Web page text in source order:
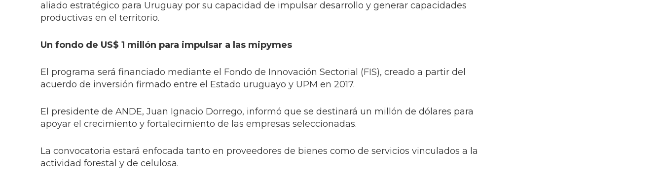
aliado estratégico para Uruguay por su capacidad de impulsar desarrollo y generar capacidades
productivas en el territorio.
Un fondo de US$ 1 millón para impulsar a las mipymes
El programa será financiado mediante el Fondo de Innovación Sectorial (FIS), creado a partir del
acuerdo de inversión firmado entre el Estado uruguayo y UPM en 2017.
El presidente de ANDE, Juan Ignacio Dorrego, informó que se destinará un millón de dólares para
apoyar el crecimiento y fortalecimiento de las empresas seleccionadas.
La convocatoria estará enfocada tanto en proveedores de bienes como de servicios vinculados a la
actividad forestal y de celulosa.